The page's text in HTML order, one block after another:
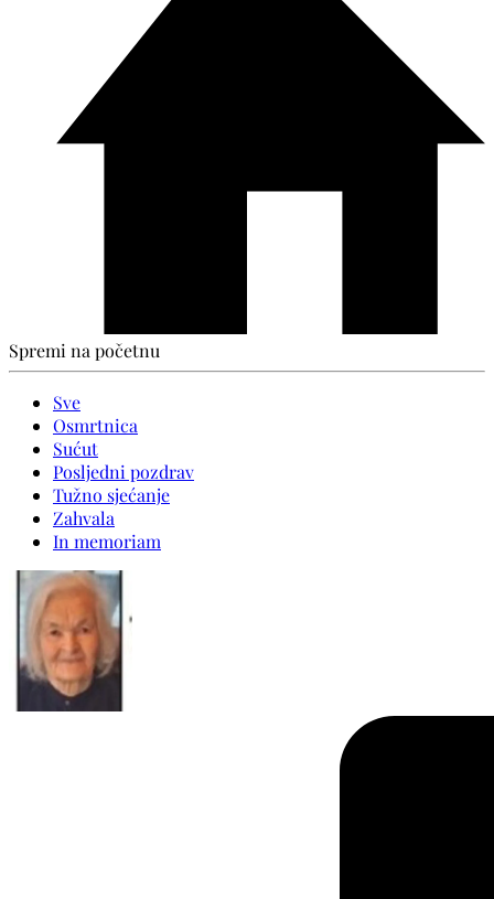
Spremi na početnu
Sve
Osmrtnica
Sućut
Posljedni pozdrav
Tužno sjećanje
Zahvala
In memoriam